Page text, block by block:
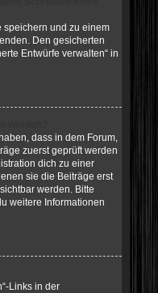
speichern und zu einem
Den gesicherten
Entwürfe verwalten“ in
dass in dem Forum,
zuerst geprüft werden
dich zu einer
sie die Beiträge erst
werden. Bitte
weitere Informationen
Links in der